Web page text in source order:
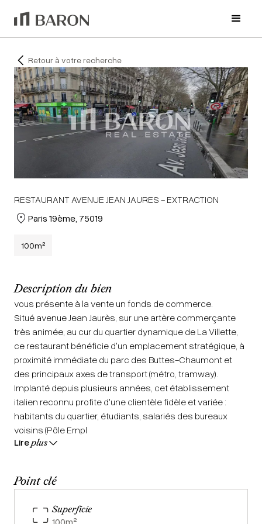
Retour à votre recherche
RESTAURANT AVENUE JEAN JAURES - EXTRACTION
Paris 19ème, 75019
100m²
Description du bien
vous présente à la vente un fonds de commerce.
Situé avenue Jean Jaurès, sur une artère commerçante
très animée, au cur du quartier dynamique de La Villette,
ce restaurant bénéficie d'un emplacement stratégique, à
proximité immédiate du parc des Buttes-Chaumont et
des principaux axes de transport (métro, tramway).
Implanté depuis plusieurs années, cet établissement
italien reconnu profite d'une clientèle fidèle et variée :
habitants du quartier, étudiants, salariés des bureaux
voisins (Pôle Empl
Lireplus
très animée, au cur du quartier dynamique de La Villette,
proximité immédiate du parc des Buttes-Chaumont et
Point clé
Superficie